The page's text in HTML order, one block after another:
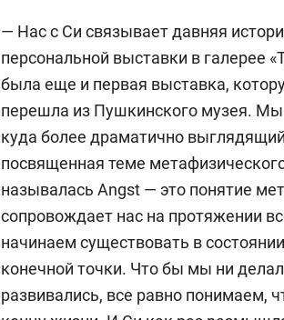
— Нас с Си связывает давняя
персональной выставки в галерее
была еще и первая выставка,
перешла из Пушкинского музея.
куда более драматично
посвященная теме
называлась Angst — это понятие
сопровождает нас на протяжении
начинаем существовать в
конечной точки. Что бы мы ни
развивались, все равно понимаем,